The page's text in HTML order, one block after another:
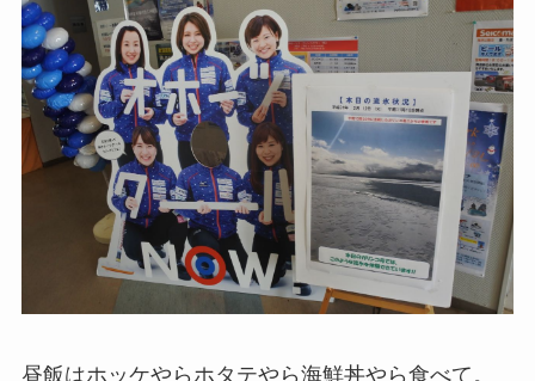
昼飯はホッケやらホタテやら海鮮丼やら食べて。